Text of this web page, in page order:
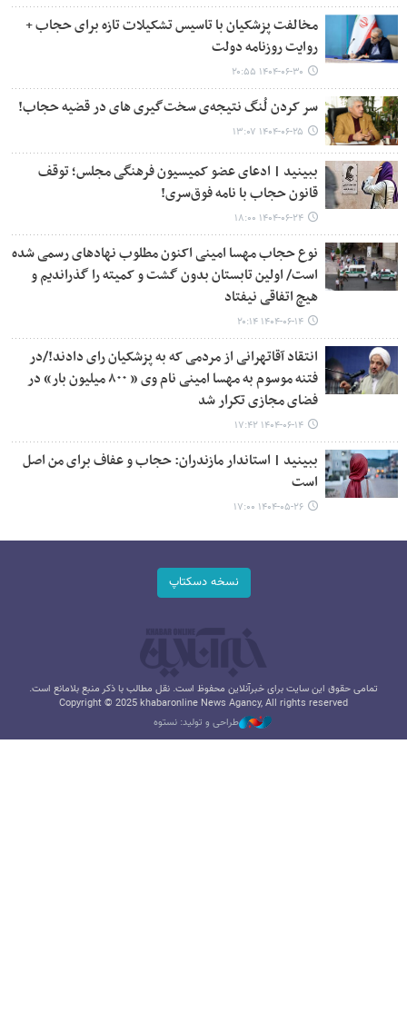
مخالفت پزشکیان با تاسیس تشکیلات تازه برای حجاب +
روایت روزنامه دولت
۱۴۰۴-۰۶-۳۰ ۲۰:۵۵
سر کردن لُنگ نتیجه‌ی سخت‌گیری های در قضیه حجاب!
۱۴۰۴-۰۶-۲۵ ۱۳:۰۷
ببینید | ادعای عضو کمیسیون فرهنگی مجلس؛ توقف
قانون حجاب با نامه فوق‌سری!
۱۴۰۴-۰۶-۲۴ ۱۸:۰۰
نوع حجاب مهسا امینی اکنون مطلوب نهادهای رسمی شده
است/ اولین تابستان بدون گشت و کمیته را گذراندیم و
هیچ اتفاقی نیفتاد
۱۴۰۴-۰۶-۱۴ ۲۰:۱۴
انتقاد آقاتهرانی از مردمی که به پزشکیان رای دادند!/در
فتنه موسوم به مهسا امینی نام وی « ۸۰۰ میلیون بار» در
فضای مجازی تکرار شد
۱۴۰۴-۰۶-۱۴ ۱۷:۴۲
ببینید | استاندار مازندران: حجاب و عفاف برای من اصل
است
۱۴۰۴-۰۵-۲۶ ۱۷:۰۰
نسخه دسکتاپ
تمامی حقوق این سایت برای خبرآنلاین محفوظ است. نقل مطالب با ذکر منبع بلامانع است.
Copyright © 2025 khabaronline News Agancy, All rights reserved
طراحی و تولید: نستوه